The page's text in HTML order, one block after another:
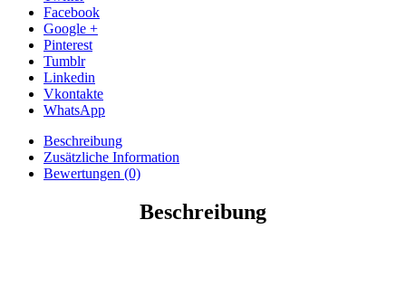
Facebook
Google +
Pinterest
Tumblr
Linkedin
Vkontakte
WhatsApp
Beschreibung
Zusätzliche Information
Bewertungen (0)
Beschreibung